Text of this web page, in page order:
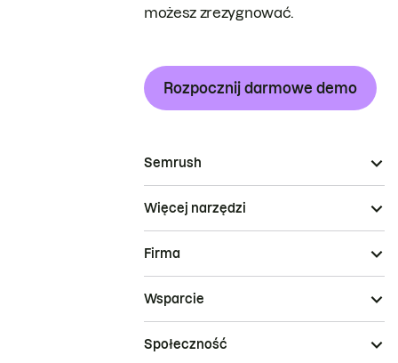
możesz zrezygnować.
Rozpocznij darmowe demo
Semrush
Więcej narzędzi
Firma
Wsparcie
Społeczność